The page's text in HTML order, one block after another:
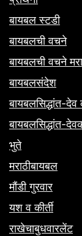
बायबल स्टडी
बायबलची वचने
बायबलची वचने
बायबलसंदेश
बायबलसिद्धांत-
बायबलसिद्धांत-
भुते
मराठीबायबल
मौंडी गुरवार
यश व कीर्ती
राखेचाबुधवारलेंट